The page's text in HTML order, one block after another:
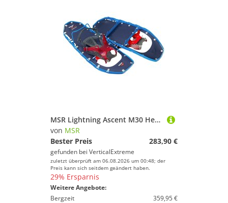
MSR Lightning Ascent M30 Herrenmodell - Schneeschuhe
von MSR
Bester Preis
283,90 €
gefunden bei VerticalExtreme
zuletzt überprüft am 06.08.2026 um 00:48; der
Preis kann sich seitdem geändert haben.
29% Ersparnis
Weitere Angebote:
Bergzeit
359,95 €